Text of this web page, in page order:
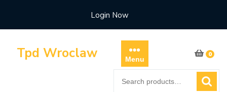
content
Login Now
Tpd Wroclaw Menu
0
for: